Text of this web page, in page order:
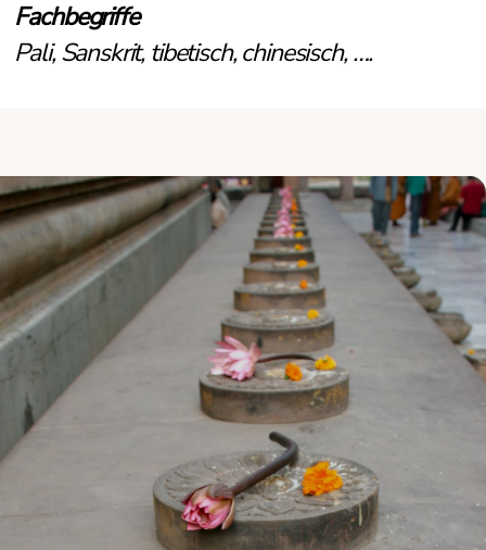
Fachbegriffe
Pali, Sanskrit, tibetisch, chinesisch, ….